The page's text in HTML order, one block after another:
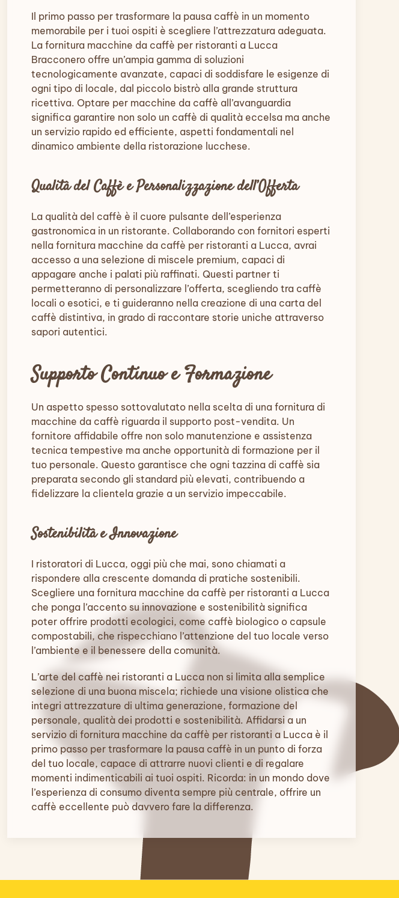
Il primo passo per trasformare la pausa caffè in un momento
memorabile per i tuoi ospiti è scegliere l’attrezzatura adeguata.
La fornitura macchine da caffè per ristoranti a Lucca
Bracconero offre un’ampia gamma di soluzioni
tecnologicamente avanzate, capaci di soddisfare le esigenze di
ogni tipo di locale, dal piccolo bistrò alla grande struttura
ricettiva. Optare per macchine da caffè all’avanguardia
significa garantire non solo un caffè di qualità eccelsa ma anche
un servizio rapido ed efficiente, aspetti fondamentali nel
dinamico ambiente della ristorazione lucchese.
Qualità del Caffè e Personalizzazione dell’Offerta
La qualità del caffè è il cuore pulsante dell’esperienza
gastronomica in un ristorante. Collaborando con fornitori esperti
nella fornitura macchine da caffè per ristoranti a Lucca, avrai
accesso a una selezione di miscele premium, capaci di
appagare anche i palati più raffinati. Questi partner ti
permetteranno di personalizzare l’offerta, scegliendo tra caffè
locali o esotici, e ti guideranno nella creazione di una carta del
caffè distintiva, in grado di raccontare storie uniche attraverso
sapori autentici.
Supporto Continuo e Formazione
Un aspetto spesso sottovalutato nella scelta di una fornitura di
macchine da caffè riguarda il supporto post-vendita. Un
fornitore affidabile offre non solo manutenzione e assistenza
tecnica tempestive ma anche opportunità di formazione per il
tuo personale. Questo garantisce che ogni tazzina di caffè sia
preparata secondo gli standard più elevati, contribuendo a
fidelizzare la clientela grazie a un servizio impeccabile.
Sostenibilità e Innovazione
I ristoratori di Lucca, oggi più che mai, sono chiamati a
rispondere alla crescente domanda di pratiche sostenibili.
Scegliere una fornitura macchine da caffè per ristoranti a Lucca
che ponga l’accento su innovazione e sostenibilità significa
poter offrire prodotti ecologici, come caffè biologico o capsule
compostabili, che rispecchiano l’attenzione del tuo locale verso
l’ambiente e il benessere della comunità.
L’arte del caffè nei ristoranti a Lucca non si limita alla semplice
selezione di una buona miscela; richiede una visione olistica che
integri attrezzature di ultima generazione, formazione del
personale, qualità dei prodotti e sostenibilità. Affidarsi a un
servizio di fornitura macchine da caffè per ristoranti a Lucca è il
primo passo per trasformare la pausa caffè in un punto di forza
del tuo locale, capace di attrarre nuovi clienti e di regalare
momenti indimenticabili ai tuoi ospiti. Ricorda: in un mondo dove
l’esperienza di consumo diventa sempre più centrale, offrire un
caffè eccellente può davvero fare la differenza.